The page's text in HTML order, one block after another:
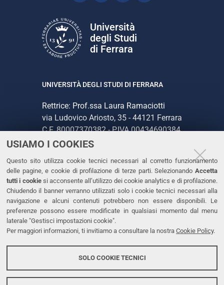
USIAMO I COOKIES
Questo sito utilizza cookie tecnici necessari al corretto funzionamento
delle pagine, e cookie di profilazione di terze parti. Selezionando Accetta
tutti i cookiesi acconsente all’utilizzo dei cookie analytics e di profilazione.
Chiudendo il banner verranno utilizzati solo i cookie tecnici necessari alla
navigazione e alcuni contenuti potrebbero non essere disponibili. Le
preferenze possono essere modificate in qualsiasi momento dal menu
laterale "Gestisci impostazioni cookie".
Per maggiori informazioni, ti invitiamo a consultare la nostra Cookie Policy.
SOLO COOKIE TECNICI
Università
degli Studi
di Ferrara
UNIVERSITÀ DEGLI STUDI DI FERRARA
Rettrice: Prof.ssa Laura Ramaciotti
via Ludovico Ariosto, 35 - 44121 Ferrara
C.F. 80007370382 - P.IVA 00434690384
CONTATTI
Tel. +39 0532 293111
Fax. +39 0532 293031
PEC
LINKS
Accessibilità
Protezione dati personali